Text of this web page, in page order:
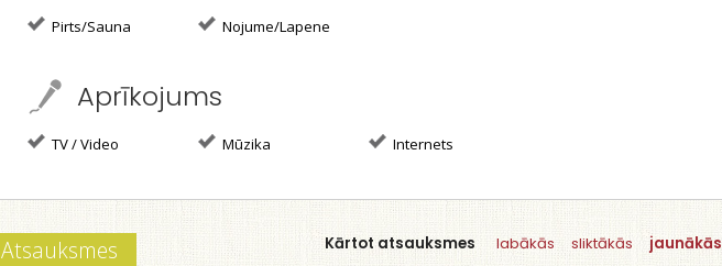
Pirts/Sauna Nojume/Lapene
Aprīkojums
TV / Video Mūzika Internets
Kārtot atsauksmes labākās sliktākās jaunākās
Atsauksmes